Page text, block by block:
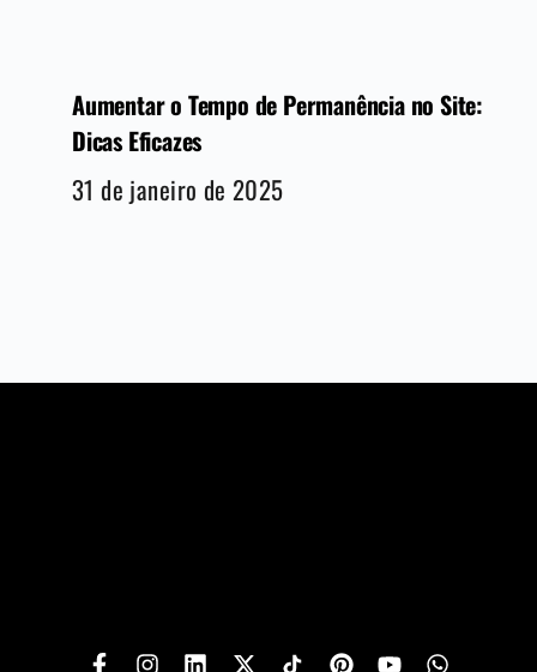
Aumentar o Tempo de Permanência no Site:
Dicas Eficazes
31 de janeiro de 2025